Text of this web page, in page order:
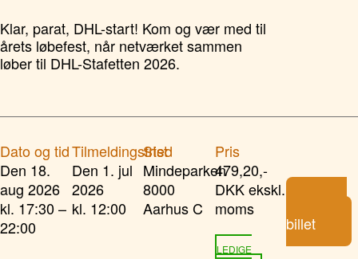
Klar, parat, DHL-start! Kom og vær med til
årets løbefest, når netværket sammen
løber til DHL-Stafetten 2026.
Dato og tid
Den 18.
aug 2026
kl. 17:30 –
22:00
Tilmeldingsfrist
Den 1. jul
2026
kl. 12:00
Sted
Mindeparken
8000
Aarhus C
Pris
479,20,-
DKK ekskl.
moms
LEDIGE
Køb
billet